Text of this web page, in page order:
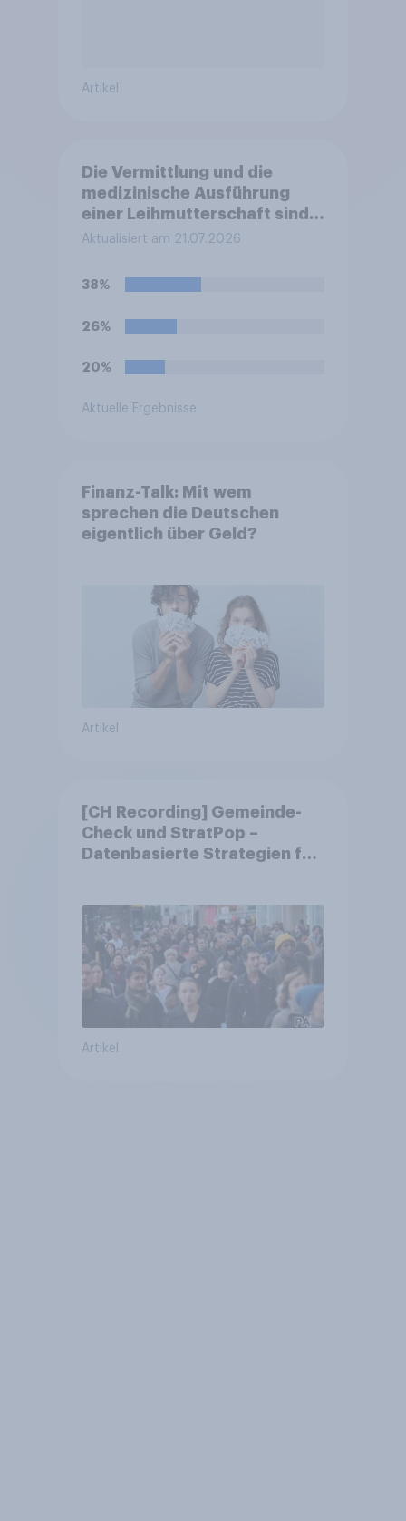
Artikel
Die Vermittlung und die
medizinische Ausführung
einer Leihmutterschaft sind
in Deutschland anders als in
verboten. Wie stehen Sie zu
Aktualisiert am 21.07.2026
38%
26%
20%
Aktuelle Ergebnisse
Finanz-Talk: Mit wem
sprechen die Deutschen
eigentlich über Geld?
Artikel
[CH Recording] Gemeinde-
Check und StratPop –
Datenbasierte Strategien für
Artikel